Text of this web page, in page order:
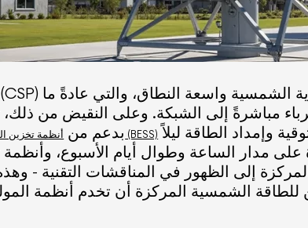
مباشرةً إلى الشبكة. وعلى النقيض من
, بدعم من أنظمة تخزين الطاقة بالبطاريات (BESS)
على مدار الساعة وطوال أيام الأسبوع،
إلى الظهور في المناقشات التقنية -
للطاقة الشمسية المركزة أن تخدم أنظمة